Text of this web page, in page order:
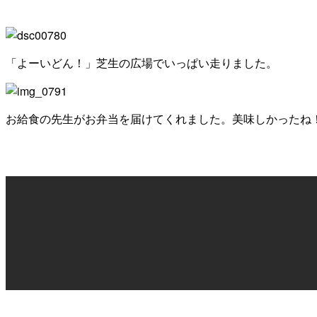
「よーいどん！」芝生の広場でいっぱい走りました。
お給食の先生がお弁当を届けてくれました。美味しかったね